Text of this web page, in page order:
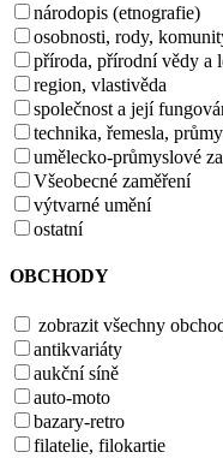
národopis (etnografie)
osobnosti, rody,
příroda, přírodní vědy a
region, vlastivěda
společnost a její
technika, řemesla,
umělecko-průmyslové
Všeobecné zaměření
výtvarné umění
ostatní
OBCHODY
zobrazit všechny
antikvariáty
aukční síně
auto-moto
bazary-retro
filatelie, filokartie